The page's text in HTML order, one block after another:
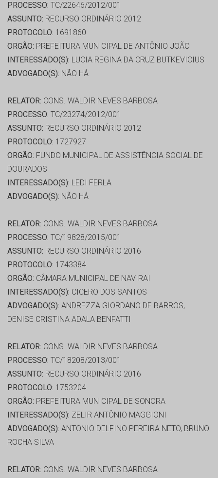
PROCESSO: TC/22646/2012/001
ASSUNTO: RECURSO ORDINÁRIO 2012
PROTOCOLO: 1691860
ORGÃO: PREFEITURA MUNICIPAL DE ANTÔNIO JOÃO
INTERESSADO(S): LUCIA REGINA DA CRUZ BUTKEVICIUS
ADVOGADO(S): NÃO HÁ
RELATOR: CONS. WALDIR NEVES BARBOSA
PROCESSO: TC/23274/2012/001
ASSUNTO: RECURSO ORDINÁRIO 2012
PROTOCOLO: 1727927
ORGÃO: FUNDO MUNICIPAL DE ASSISTÊNCIA SOCIAL DE
DOURADOS
INTERESSADO(S): LEDI FERLA
ADVOGADO(S): NÃO HÁ
RELATOR: CONS. WALDIR NEVES BARBOSA
PROCESSO: TC/19828/2015/001
ASSUNTO: RECURSO ORDINÁRIO 2016
PROTOCOLO: 1743384
ORGÃO: CÂMARA MUNICIPAL DE NAVIRAI
INTERESSADO(S): CICERO DOS SANTOS
ADVOGADO(S): ANDREZZA GIORDANO DE BARROS,
DENISE CRISTINA ADALA BENFATTI
RELATOR: CONS. WALDIR NEVES BARBOSA
PROCESSO: TC/18208/2013/001
ASSUNTO: RECURSO ORDINÁRIO 2016
PROTOCOLO: 1753204
ORGÃO: PREFEITURA MUNICIPAL DE SONORA
INTERESSADO(S): ZELIR ANTÔNIO MAGGIONI
ADVOGADO(S): ANTONIO DELFINO PEREIRA NETO, BRUNO
ROCHA SILVA
RELATOR: CONS. WALDIR NEVES BARBOSA